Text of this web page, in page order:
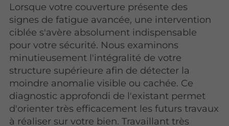
Lorsque votre couverture présente des
signes de fatigue avancée, une intervention
ciblée s'avère absolument indispensable
pour votre sécurité. Nous examinons
minutieusement l'intégralité de votre
structure supérieure afin de détecter la
moindre anomalie visible ou cachée. Ce
diagnostic approfondi de l'existant permet
d'orienter très efficacement les futurs travaux
à réaliser sur votre bien. Travaillant très